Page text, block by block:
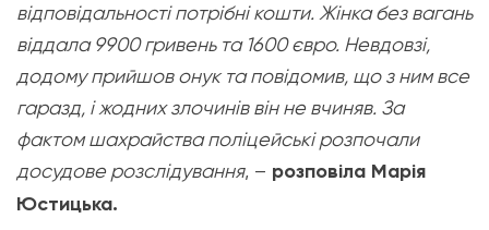
відповідальності потрібні кошти. Жінка без вагань
віддала 9900 гривень та 1600 євро. Невдовзі,
додому прийшов онук та повідомив, що з ним все
гаразд, і жодних злочинів він не вчиняв. За
фактом шахрайства поліцейські розпочали
досудове розслідування, – розповіла Марія
Юстицька.